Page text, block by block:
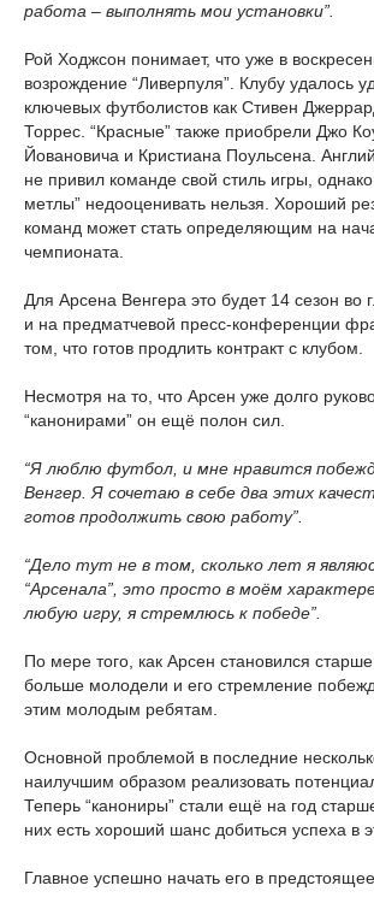
работа – выполнять мои установки”.
Рой Ходжсон понимает, что уже в
возрождение “Ливерпуля”. Клубу удалось
ключевых футболистов как Стивен
Торрес. “Красные” также приобрели Джо
Йовановича и Кристиана Поульсена.
не привил команде свой стиль игры,
метлы” недооценивать нельзя. Хороший
команд может стать определяющим на
чемпионата.
Для Арсена Венгера это будет 14 сезон во
и на предматчевой пресс-конференции
том, что готов продлить контракт с клубом.
Несмотря на то, что Арсен уже долго
“канонирами” он ещё полон сил.
“Я люблю футбол, и мне нравится
Венгер. Я сочетаю в себе два этих
готов продолжить свою работу”.
“Дело тут не в том, сколько лет я
“Арсенала”, это просто в моём
любую игру, я стремлюсь к победе”.
По мере того, как Арсен становился
больше молодели и его стремление
этим молодым ребятам.
Основной проблемой в последние
наилучшим образом реализовать
Теперь “канониры” стали ещё на год
них есть хороший шанс добиться успеха в
Главное успешно начать его в